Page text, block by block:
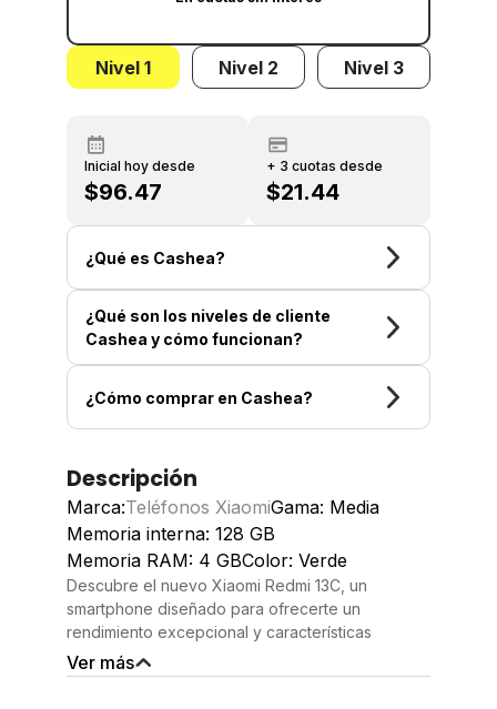
Nivel 1 Nivel 2 Nivel 3
Inicial hoy desde
$96.47
+ 3 cuotas desde
$21.44
¿Qué es Cashea?
¿Qué son los niveles de cliente
Cashea y cómo funcionan?
¿Cómo comprar en Cashea?
Descripción
Marca:Teléfonos XiaomiGama: Media
Memoria interna: 128 GB
Memoria RAM: 4 GBColor: Verde
Descubre el nuevo Xiaomi Redmi 13C, un
smartphone diseñado para ofrecerte un
rendimiento excepcional y características
impresionantes. Con 128 GB de almacenamiento y
4 GB de RAM, este dispositivo garantiza
Ver más